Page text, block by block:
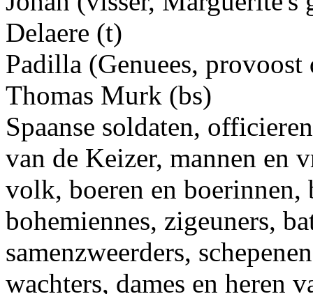
Delaere (t)
Padilla (Genuees, provoost
Thomas Murk (bs)
Spaanse soldaten,
van de Keizer, mannen en
volk, boeren en boerinnen,
bohemiennes, zigeuners,
samenzweerders,
wachters, dames en heren